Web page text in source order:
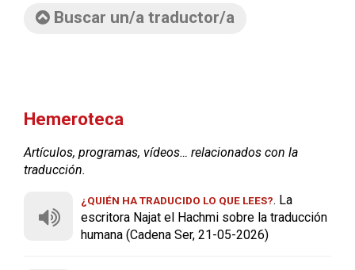
Buscar un/a traductor/a
Hemeroteca
Artículos, programas, vídeos… relacionados con la
traducción.
¿QUIÉN HA TRADUCIDO LO QUE LEES?. La
escritora Najat el Hachmi sobre la traducción
humana (Cadena Ser, 21-05-2026)